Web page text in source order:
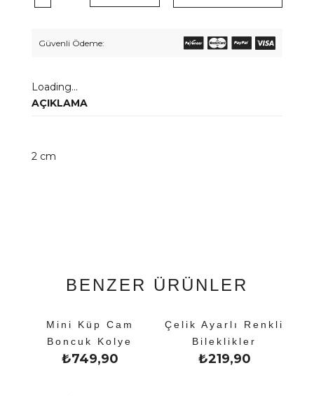
Güvenli Ödeme:
Loading...
AÇIKLAMA
2 cm
BENZER ÜRÜNLER
Mini Küp Cam
Boncuk Kolye
₺749,90
Çelik Ayarlı Renkli
Bileklikler
₺219,90